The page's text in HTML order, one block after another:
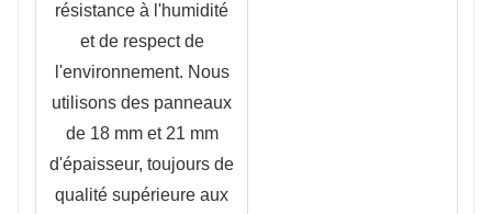
résistance à l'humidité
et de respect de
l'environnement. Nous
utilisons des panneaux
de 18 mm et 21 mm
d'épaisseur, toujours de
qualité supérieure aux